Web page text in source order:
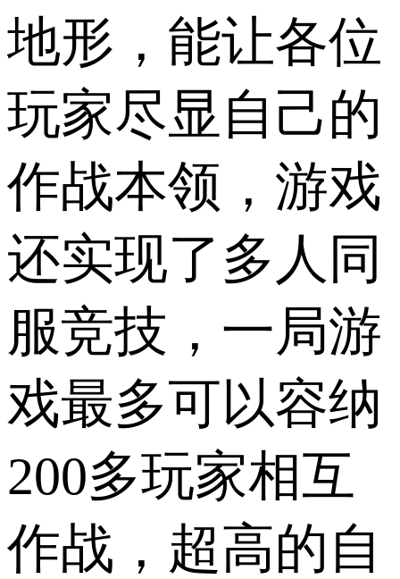
地形，能让各位
玩家尽显自己的
作战本领，游戏
还实现了多人同
服竞技，一局游
戏最多可以容纳
200多玩家相互
作战，超高的自